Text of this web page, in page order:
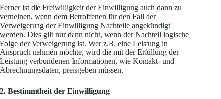
Ferner ist die Freiwilligkeit der Einwilligung auch dann zu
verneinen, wenn dem Betroffenen für den Fall der
Verweigerung der Einwilligung Nachteile angekündigt
werden. Dies gilt nur dann nicht, wenn der Nachteil logische
Folge der Verweigerung ist. Wer z.B. eine Leistung in
Anspruch nehmen möchte, wird die mit der Erfüllung der
Leistung verbundenen Informationen, wie Kontakt- und
Abrechnungsdaten, preisgeben müssen.
2. Bestimmtheit der Einwilligung